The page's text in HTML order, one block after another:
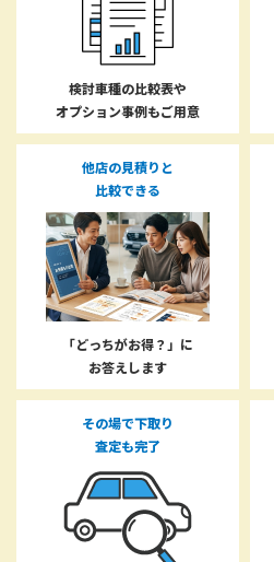
検討車種の比較表や
オプション事例もご用意
他店の見積りと
比較できる
「どっちがお得？」に
お答えします
その場で下取り
査定も完了